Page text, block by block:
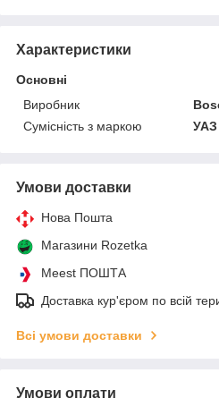
Характеристики
Основні
Виробник
Сумісність з маркою
УАЗ
Умови доставки
Нова Пошта
Магазини Rozetka
Meest ПОШТА
Доставка кур'єром по всій
Всі умови доставки
Умови оплати